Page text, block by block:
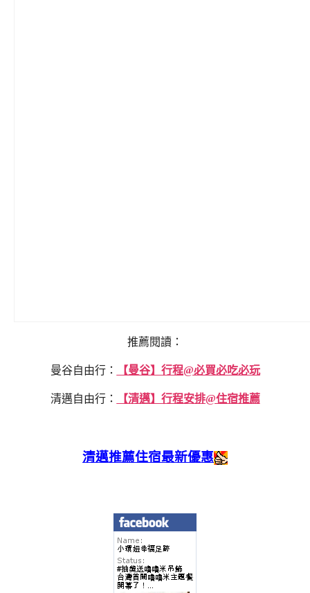
推薦閱讀：
曼谷自由行： 【曼谷】行程@必買必吃必玩
清邁自由行： 【清邁】行程安排@住宿推薦
清邁推薦住宿最新優惠